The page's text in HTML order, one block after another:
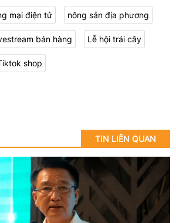
mại điện tử nông sản địa phương
bán hàng Lễ hội trái cây
shop
TIN LIÊN QUAN